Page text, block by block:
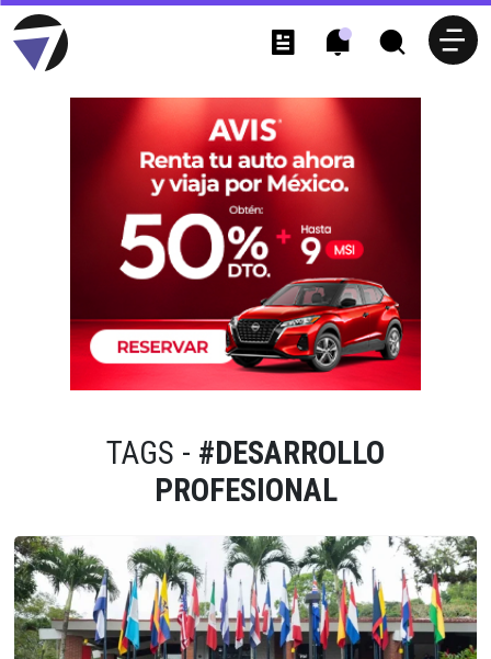
TAGS - #DESARROLLO
PROFESIONAL